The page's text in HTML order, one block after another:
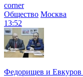
corner
Общество Москва
13:52
Федорищев и Евкуров